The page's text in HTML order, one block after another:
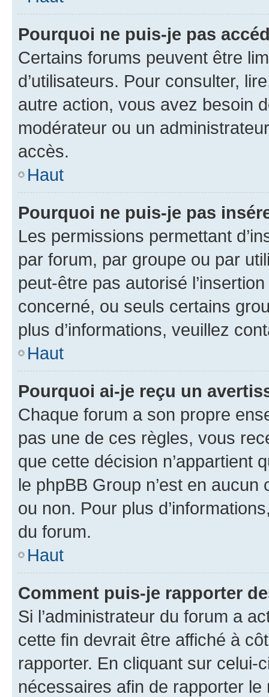
Pourquoi ne puis-je pas
Certains forums peuvent être
d’utilisateurs. Pour consulter,
autre action, vous avez besoin
modérateur ou un
accès.
Haut
Pourquoi ne puis-je pas
Les permissions permettant
par forum, par groupe ou par
peut-être pas autorisé
concerné, ou seuls certains
plus d’informations, veuillez
Haut
Pourquoi ai-je reçu un
Chaque forum a son propre
pas une de ces règles, vous
que cette décision n’appartient
le phpBB Group n’est en
ou non. Pour plus
du forum.
Haut
Comment puis-je rapporter
Si l’administrateur du forum a
cette fin devrait être affiché à
rapporter. En cliquant sur
nécessaires afin de rapporter le